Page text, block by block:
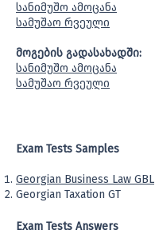
სანიმუშო ამოცანა
სამუშაო რვეული
მოგების გადასახადში:
სანიმუშო ამოცანა
სამუშაო რვეული
Exam Tests Samples
Georgian Business Law GBL
Georgian Taxation GT
Exam Tests Answers